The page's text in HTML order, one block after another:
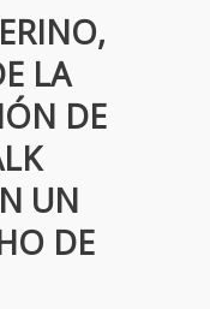
LA
DE
UN
DE